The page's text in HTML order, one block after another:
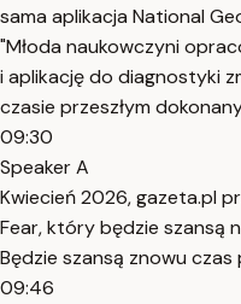
sama aplikacja National
"Młoda naukowczyni
i aplikację do diagnostyki
czasie przeszłym
09:30
Speaker A
Kwiecień 2026, gazeta.pl
Fear, który będzie szansą
Będzie szansą znowu czas
09:46